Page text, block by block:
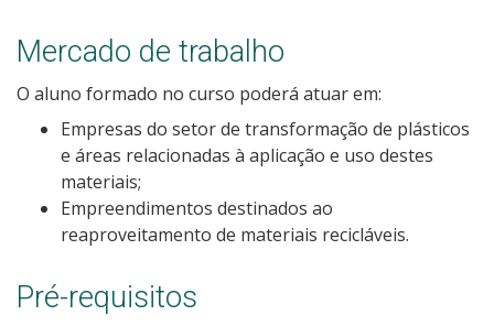
Como posso estudar no IFSC?
Calendário de inscrições
Processos Seletivos
Cotas
Orientações para comprovação de cotas
Mercado de trabalho
O aluno formado no curso poderá atuar em:
Empresas do setor de transformação de plásticos
e áreas relacionadas à aplicação e uso destes
materiais;
Empreendimentos destinados ao
reaproveitamento de materiais recicláveis.
Pré-requisitos